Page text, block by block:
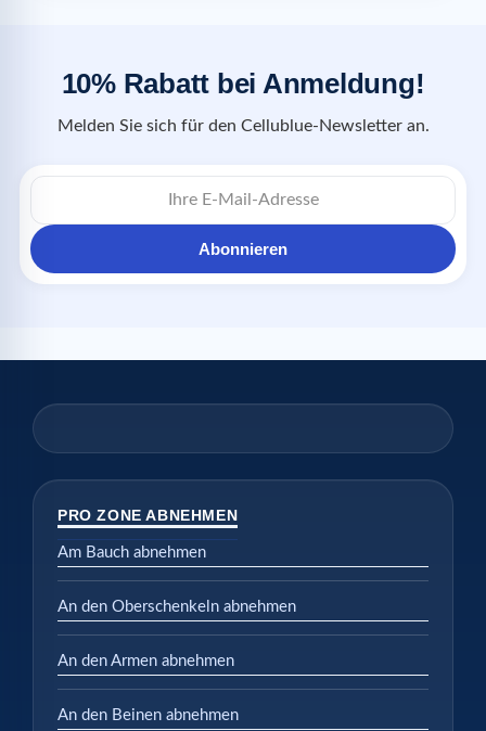
10% Rabatt bei Anmeldung!
Melden Sie sich für den Cellublue-Newsletter an.
Abonnieren
PRO ZONE ABNEHMEN
Am Bauch abnehmen
An den Oberschenkeln abnehmen
An den Armen abnehmen
An den Beinen abnehmen